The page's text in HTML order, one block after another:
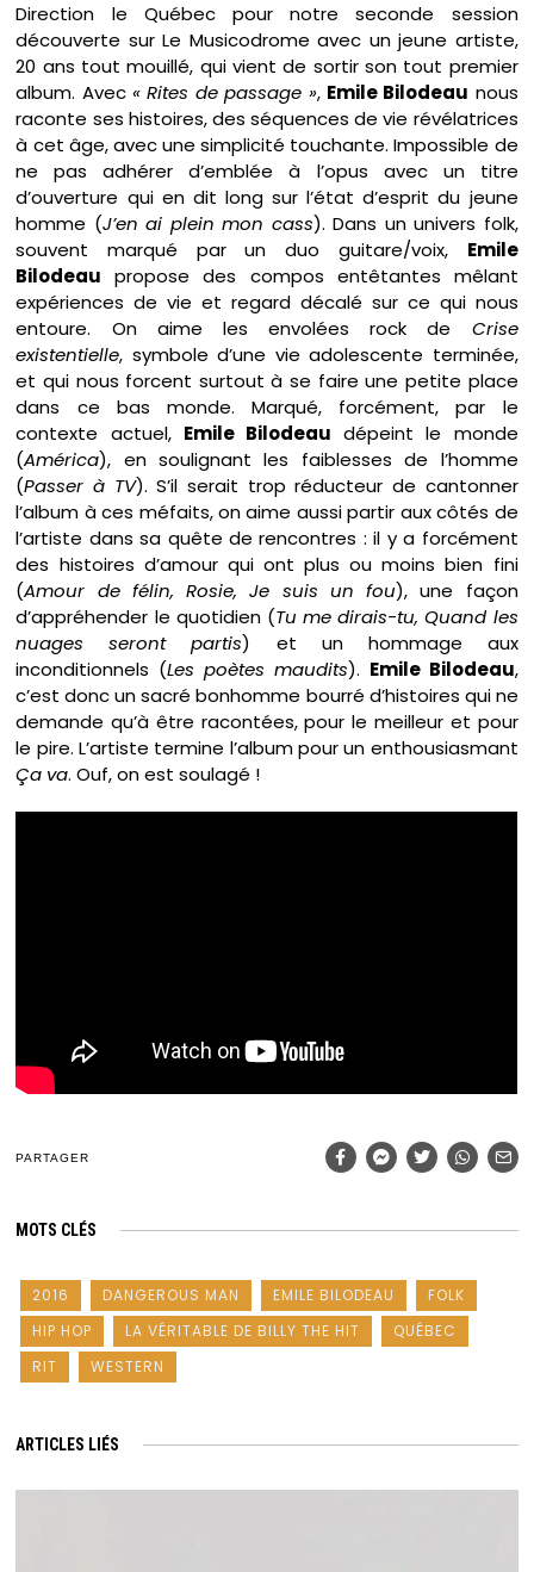
Direction le Québec pour notre seconde session
découverte sur Le Musicodrome avec un jeune artiste,
20 ans tout mouillé, qui vient de sortir son tout premier
album. Avec« Rites de passage », Emile Bilodeau nous
raconte ses histoires, des séquences de vie révélatrices
à cet âge, avec une simplicité touchante. Impossible de
ne pas adhérer d’emblée à l’opus avec un titre
d’ouverture qui en dit long sur l’état d’esprit du jeune
homme (J’en ai plein mon cass). Dans un univers folk,
souvent marqué par un duo guitare/voix, Emile
Bilodeau propose des compos entêtantes mêlant
expériences de vie et regard décalé sur ce qui nous
entoure. On aime les envolées rock de Crise
existentielle, symbole d’une vie adolescente terminée,
et qui nous forcent surtout à se faire une petite place
dans ce bas monde. Marqué, forcément, par le
contexte actuel, Emile Bilodeau dépeint le monde
(América), en soulignant les faiblesses de l’homme
(Passer à TV). S’il serait trop réducteur de cantonner
l’album à ces méfaits, on aime aussi partir aux côtés de
l’artiste dans sa quête de rencontres : il y a forcément
des histoires d’amour qui ont plus ou moins bien fini
(Amour de félin, Rosie, Je suis un fou), une façon
d’appréhender le quotidien (Tu me dirais-tu, Quand les
nuages seront partis) et un hommage aux
inconditionnels (Les poètes maudits). Emile Bilodeau,
c’est donc un sacré bonhomme bourré d’histoires qui ne
demande qu’à être racontées, pour le meilleur et pour
le pire. L’artiste termine l’album pour un enthousiasmant
Ça va. Ouf, on est soulagé !
PARTAGER
MOTS CLÉS
2016 DANGEROUS MAN EMILE BILODEAU
FOLK
HIP HOP
LA VÉRITABLE DE BILLY THE HIT
QUÉBEC
RIT
WESTERN
ARTICLES LIÉS